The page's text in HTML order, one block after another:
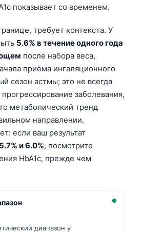
показывает со временем.
требует контекста. У
5.6% в течение одного года
после набора веса,
приёма ингаляционного
сезон астмы; это не всегда
заболевания,
метаболический тренд
направлении.
если ваш результат
5.7% и 6.0%, посмотрите
HbA1c, прежде чем
диапазон у